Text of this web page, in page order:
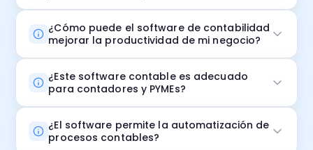
¿Cómo puede el software de contabilidad
mejorar la productividad de mi negocio?
¿Este software contable es adecuado
para contadores y PYMEs?
¿El software permite la automatización de
procesos contables?